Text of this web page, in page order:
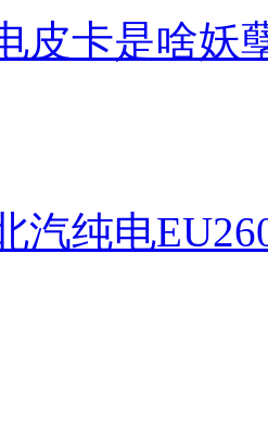
皮卡是啥妖
汽纯电